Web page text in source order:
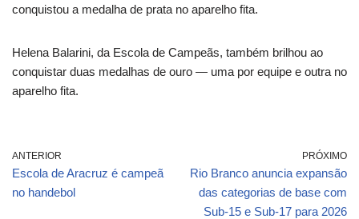
conquistou a medalha de prata no aparelho fita.
Helena Balarini, da Escola de Campeãs, também brilhou ao
conquistar duas medalhas de ouro — uma por equipe e outra no
aparelho fita.
ANTERIOR
Escola de Aracruz é campeã
no handebol
PRÓXIMO
Rio Branco anuncia expansão
das categorias de base com
Sub-15 e Sub-17 para 2026